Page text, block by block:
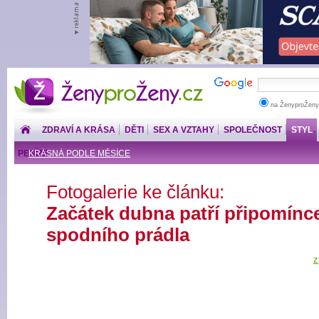
ŽenyproŽeny.cz
na
ZDRAVÍ A KRÁSA DĚTI SEX A VZTAHY SPOLEČNOST STYL
KRÁSNÁ PODLE MĚSÍCE
PENÍZE
Fotogalerie ke článku:
Začátek dubna patří
spodního prádla